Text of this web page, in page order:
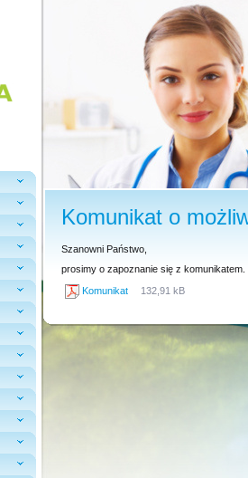
Komunikat o
Szanowni Państwo,
prosimy o zapoznanie się z komunikatem.
Komunikat
132,91 kB